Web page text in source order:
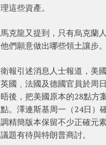
理這些資產。
馬克龍又提到，只有烏克蘭
他們願意做出哪些領土讓步。
衛報引述消息人士報道，美
英國﹑法國及德國官員於周
晤後，把美國原本的28點方
點。澤連斯基周一（24日）
調精簡版本保留不少正確元
議題有待與特朗普商討。